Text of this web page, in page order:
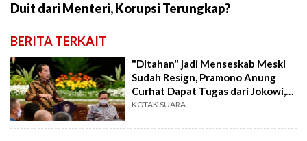
Duit dari Menteri, Korupsi Terungkap?
BERITA TERKAIT
"Ditahan" jadi Menseskab Meski
Sudah Resign, Pramono Anung
Curhat Dapat Tugas dari Jokowi,
Apa Itu?
KOTAK SUARA